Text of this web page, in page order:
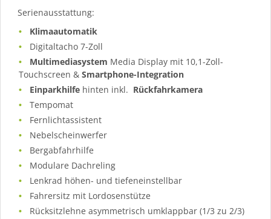
Serienausstattung:
Klimaautomatik
Digitaltacho 7-Zoll
Multimediasystem Media Display mit 10,1-Zoll-
Touchscreen & Smartphone-Integration
Einparkhilfe hinten inkl. Rückfahrkamera
Tempomat
Fernlichtassistent
Nebelscheinwerfer
Bergabfahrhilfe
Modulare Dachreling
Lenkrad höhen- und tiefeneinstellbar
Fahrersitz mit Lordosenstütze
Rücksitzlehne asymmetrisch umklappbar (1/3 zu 2/3)